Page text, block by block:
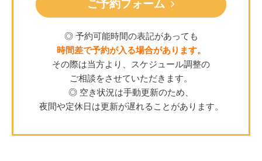
ご予約フォーム
◎ 予約可能時間の表記があっても
時間差で予約が入る場合があります。
その際は当方より、スケジュール調整の
ご相談をさせていただきます。
◎ 空き状況は手動更新のため、
夜間や定休日は更新が遅れることがあります。